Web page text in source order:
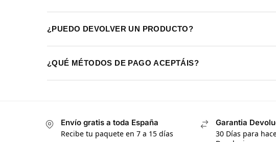
¿PUEDO DEVOLVER UN PRODUCTO?
¿QUÉ MÉTODOS DE PAGO ACEPTÁIS?
Envío gratis a toda España
Recibe tu paquete en 7 a 15 días
Garantia
30 Días para